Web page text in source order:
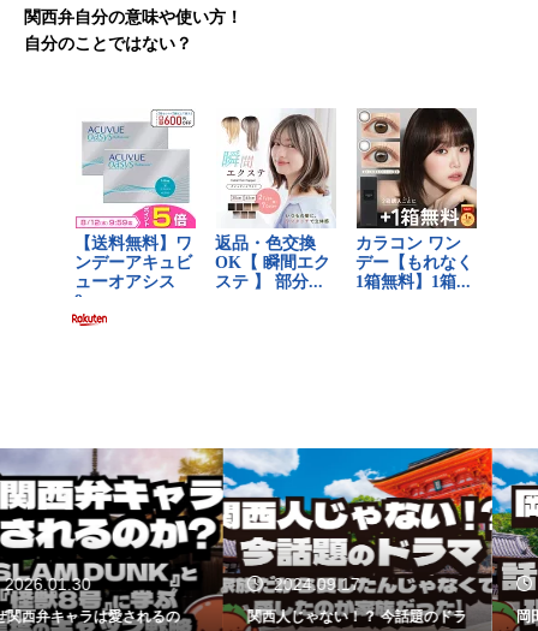
関西弁自分の意味や使い方！
自分のことではない？
2024.09.17
関西人じゃない！？ 今話題のドラ
2024.09.09
岡田准一さんが関西弁を話さな